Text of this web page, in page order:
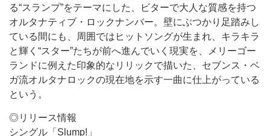
る“スランプ”をテーマにした、ビターで大人な質感を持つ
オルタナティブ・ロックナンバー。壁にぶつかり足踏みし
ている間にも、周囲ではヒットソングが生まれ、キラキラ
と輝く“スター”たちが前へ進んでいく現実を、メリーゴー
ランドに例えた印象的なリリックで描いた、セブンス・ベ
ガ流オルタナロックの現在地を示す一曲に仕上がっている
という。
◎リリース情報
シングル「Slump!」